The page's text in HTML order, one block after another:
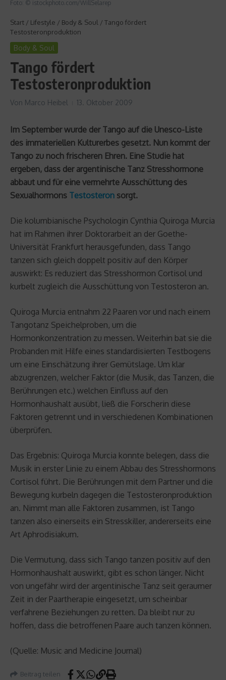
Foto: © istockphoto.com/WillSelarep
Start / Lifestyle / Body & Soul / Tango fördert
Testosteronproduktion
Body & Soul
Tango fördert
Testosteronproduktion
Von Marco Heibel 13. Oktober 2009
Im September wurde der Tango auf die Unesco-Liste
des immateriellen Kulturerbes gesetzt. Nun kommt der
Tango zu noch frischeren Ehren. Eine Studie hat
ergeben, dass der argentinische Tanz Stresshormone
abbaut und für eine vermehrte Ausschüttung des
Sexualhormons Testosteron sorgt.
Die kolumbianische Psychologin Cynthia Quiroga Murcia
hat im Rahmen ihrer Doktorarbeit an der Goethe-
Universität Frankfurt herausgefunden, dass Tango
tanzen sich gleich doppelt positiv auf den Körper
auswirkt: Es reduziert das Stresshormon Cortisol und
kurbelt zugleich die Ausschüttung von Testosteron an.
Quiroga Murcia entnahm 22 Paaren vor und nach einem
Tangotanz Speichelproben, um die
Hormonkonzentration zu messen. Weiterhin bat sie die
Probanden mit Hilfe eines standardisierten Testbogens
um eine Einschätzung ihrer Gemütslage. Um klar
abzugrenzen, welcher Faktor (die Musik, das Tanzen, die
Berührungen etc.) welchen Einfluss auf den
Hormonhaushalt ausübt, ließ die Forscherin diese
Faktoren getrennt und in verschiedenen Kombinationen
überprüfen.
Das Ergebnis: Quiroga Murcia konnte belegen, dass die
Musik in erster Linie zu einem Abbau des Stresshormons
Cortisol führt. Die Berührungen mit dem Partner und die
Bewegung kurbeln dagegen die Testosteronproduktion
an. Nimmt man alle Faktoren zusammen, ist Tango
tanzen also einerseits ein Stresskiller, andererseits eine
Art Aphrodisiakum.
Die Vermutung, dass sich Tango tanzen positiv auf den
Hormonhaushalt auswirkt, gibt es schon länger. Nicht
von ungefähr wird der argentinische Tanz seit geraumer
Zeit in der Paartherapie eingesetzt, um scheinbar
verfahrene Beziehungen zu retten. Da bleibt nur zu
hoffen, dass die betroffenen Paare auch tanzen können.
(Quelle: Music and Medicine Journal)
Beitrag teilen